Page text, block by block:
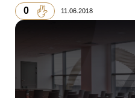
0 11.06.2018